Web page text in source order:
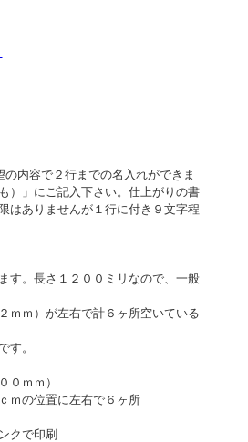
内容で２行までの名入れができま
）」にご記入下さい。仕上がりの書
はありませんが１行に付き９文字程
す。長さ１２００ミリなので、一般
ｍｍ）が左右で計６ヶ所空いている
す。
０ｍｍ）
ｍの位置に左右で６ヶ所
クで印刷